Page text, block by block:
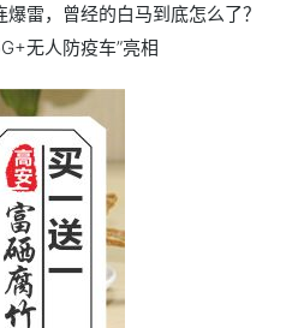
雷，曾经的白马到底怎么了？
无人防疫车”亮相